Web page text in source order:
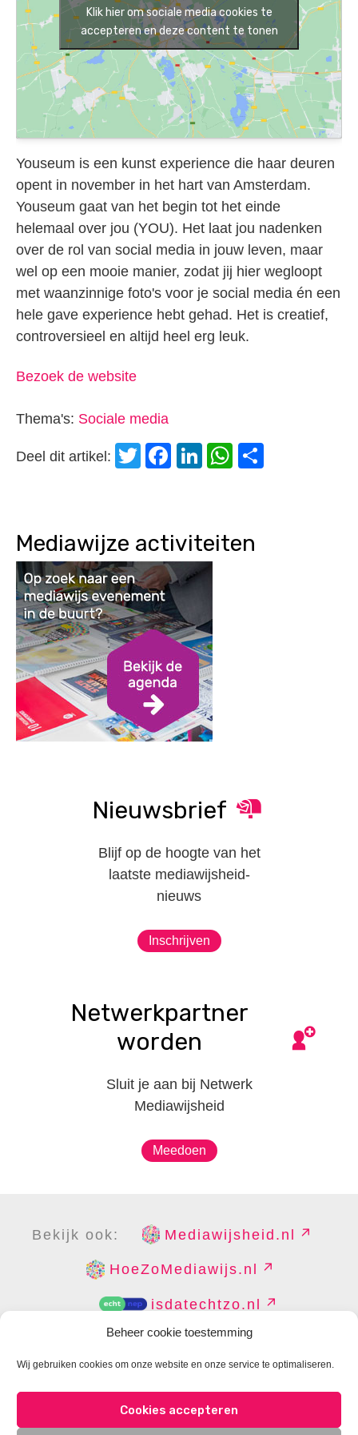
Beheer cookie toestemming
Wij gebruiken cookies om onze website en onze service te optimaliseren.
Cookies accepteren
Klik hier om sociale media cookies te
accepteren en deze content te tonen
Youseum is een kunst experience die haar deuren
opent in november in het hart van Amsterdam.
Youseum gaat van het begin tot het einde
helemaal over jou (YOU). Het laat jou nadenken
over de rol van social media in jouw leven, maar
wel op een mooie manier, zodat jij hier wegloopt
met waanzinnige foto's voor je social media én een
hele gave experience hebt gehad. Het is creatief,
controversieel en altijd heel erg leuk.
Bezoek de website
Thema's: Sociale media
Deel dit artikel: Twitter
Facebook
LinkedIn
WhatsApp
Mediawijze activiteiten
Nieuwsbrief
Blijf op de hoogte van het
laatste mediawijsheid-
nieuws
Inschrijven
Netwerkpartner
worden
Sluit je aan bij Netwerk
Mediawijsheid
Meedoen
Bekijk ook: Mediawijsheid.nl
HoeZoMediawijs.nl
isdatechtzo.nl
DISCLAIMER PRIVACY
CONTACT
COOKIES BEHEREN